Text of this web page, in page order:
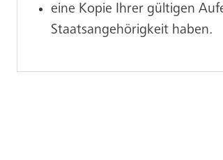
eine Kopie Ihrer gültigen
Staatsangehörigkeit haben.